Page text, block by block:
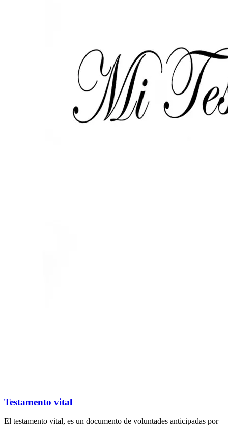
Testamento vital
El testamento vital, es un documento de voluntades anticipadas por